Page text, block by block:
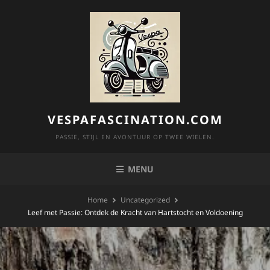
VESPAFASCINATION.COM
PASSIE, STIJL EN AVONTUUR OP TWEE WIELEN.
MENU
Home
Uncategorized
Leef met Passie: Ontdek de Kracht van Hartstocht en Voldoening